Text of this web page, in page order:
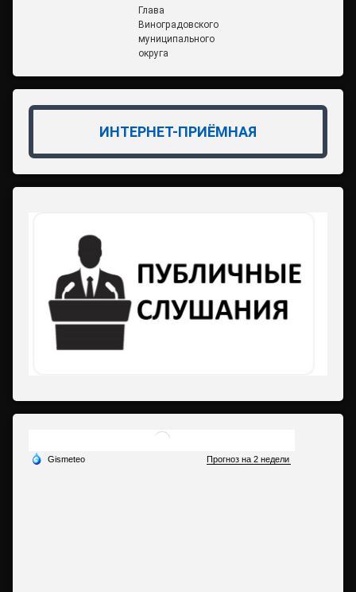
Глава
Виноградовского
муниципального
округа
ИНТЕРНЕТ-ПРИЁМНАЯ